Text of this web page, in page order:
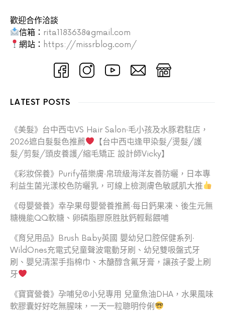
歡迎合作洽談
信箱： rita1183638@gmail.com
網站： https://missrblog.com/
LATEST POSTS
《美髮》台中西屯VS Hair Salon‧毛小孩及水豚君駐店，
2026遮白髮髮色推薦
【台中西屯逢甲染髮/燙髮/護
髮/剪髮/頭皮養護/縮毛矯正 設計師Vicky】
《彩妝保養》Purify蓓樂膚‧帛琉級海洋友善防曬，日本專
利益生菌光漾校色防曬乳，可線上檢測膚色敏感肌大推
《母嬰營養》幸孕果母嬰營養推薦‧每日鈣果凍、後生元無
糖機能QQ軟糖、卵磷脂膠原胜肽鈣輕鬆餵哺
《育兒用品》Brush Baby英國 嬰幼兒口腔保健系列‧
WildOnes充電式兒童聲波電動牙刷、幼兒雙吸盤式牙
刷、嬰兒清潔手指棉巾、木醣醇含氟牙膏，讓孩子愛上刷
牙
《寶寶營養》孕哺兒®小兒專用 兒童魚油DHA，水果風味
軟膠囊好好吃無腥味，一天一粒聰明伶俐